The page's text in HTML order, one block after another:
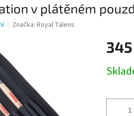
v plátěném
Značka: Royal Talens
cena: